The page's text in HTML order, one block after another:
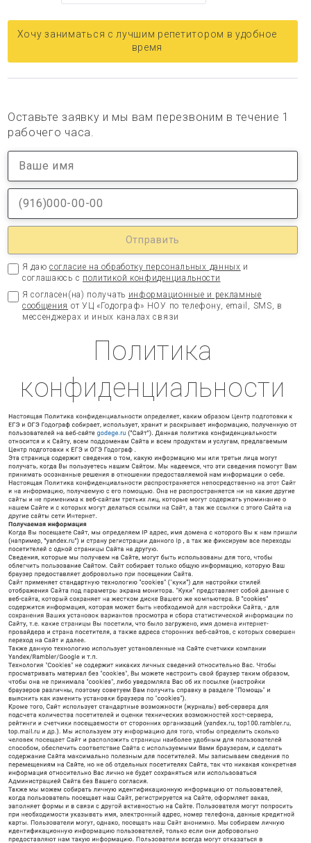
Хочу заниматься с лучшим репетитором в удобное
время
Оставьте заявку и мы вам перезвоним в течение 1
рабочего часа.
Я даюсогласие на обработку персональных данных и
соглашаюсь с политикой конфиденциальности
Я согласен(на) получать информационные и рекламные
сообщения от УЦ «Годограф» НОУ по телефону, email, SMS, в
мессенджерах и иных каналах связи
Политика
конфиденциальности